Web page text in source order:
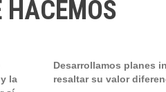
HACEMOS
la
Desarrollamos planes
resaltar su valor